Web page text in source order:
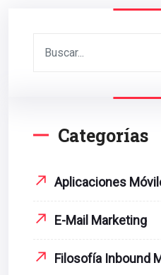
Categorías
Aplicaciones
E-Mail Marketing
Filosofía Inbound